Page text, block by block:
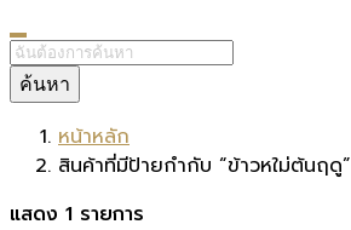
ค้นหา
หน้าหลัก
สินค้าที่มีป้ายกำกับ “ข้าวหใม่ต้นฤดู”
แสดง 1 รายการ